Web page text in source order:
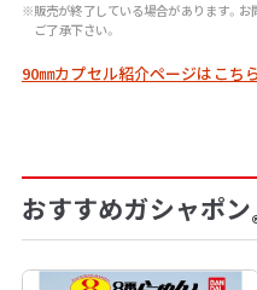
※販売が終了している場合があります。
ご了承下さい。
90㎜カプセル紹介ページはこち
おすすめガシャポン